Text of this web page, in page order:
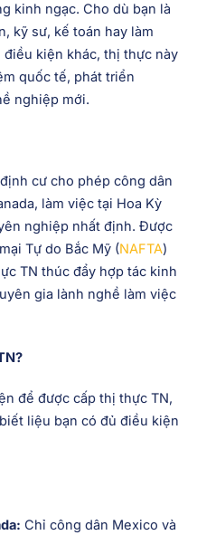
kinh ngạc. Cho dù bạn là
kỹ sư, kế toán hay làm
kiện khác, thị thực này
quốc tế, phát triển
nghiệp mới.
cư cho phép công dân
làm việc tại Hoa Kỳ
nghiệp nhất định. Được
Tự do Bắc Mỹ (NAFTA)
TN thúc đẩy hợp tác kinh
gia lành nghề làm việc
để được cấp thị thực TN,
liệu bạn có đủ điều kiện
Chỉ công dân Mexico và